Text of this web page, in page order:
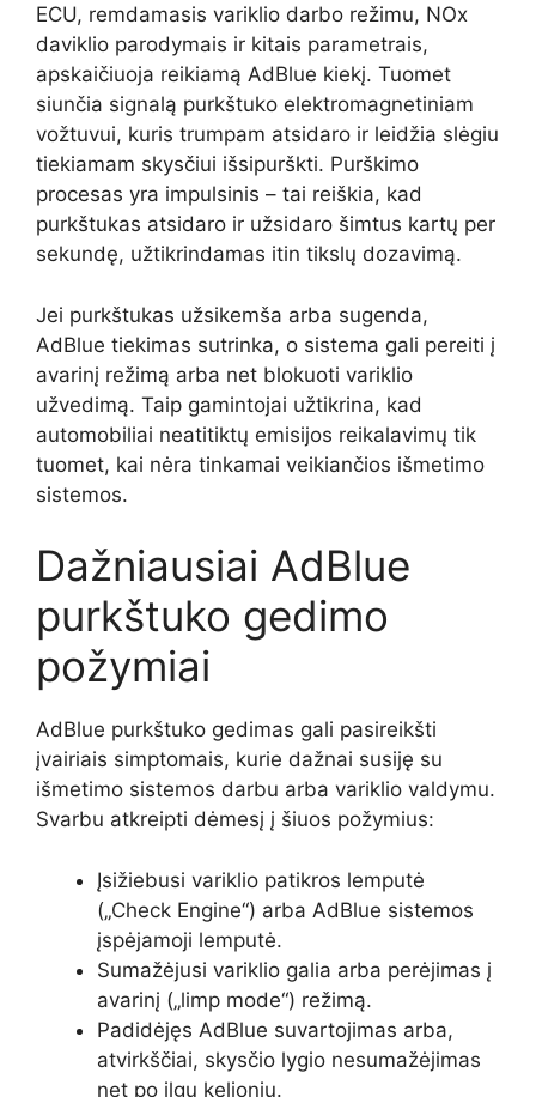
ECU, remdamasis variklio darbo režimu, NOx
daviklio parodymais ir kitais parametrais,
apskaičiuoja reikiamą AdBlue kiekį. Tuomet
siunčia signalą purkštuko elektromagnetiniam
vožtuvui, kuris trumpam atsidaro ir leidžia slėgiu
tiekiamam skysčiui išsipurškti. Purškimo
procesas yra impulsinis – tai reiškia, kad
purkštukas atsidaro ir užsidaro šimtus kartų per
sekundę, užtikrindamas itin tikslų dozavimą.
Jei purkštukas užsikemša arba sugenda,
AdBlue tiekimas sutrinka, o sistema gali pereiti į
avarinį režimą arba net blokuoti variklio
užvedimą. Taip gamintojai užtikrina, kad
automobiliai neatitiktų emisijos reikalavimų tik
tuomet, kai nėra tinkamai veikiančios išmetimo
sistemos.
Dažniausiai AdBlue
purkštuko gedimo
požymiai
AdBlue purkštuko gedimas gali pasireikšti
įvairiais simptomais, kurie dažnai susiję su
išmetimo sistemos darbu arba variklio valdymu.
Svarbu atkreipti dėmesį į šiuos požymius:
Įsižiebusi variklio patikros lemputė
(„Check Engine“) arba AdBlue sistemos
įspėjamoji lemputė.
Sumažėjusi variklio galia arba perėjimas į
avarinį („limp mode“) režimą.
Padidėjęs AdBlue suvartojimas arba,
atvirkščiai, skysčio lygio nesumažėjimas
net po ilgų kelionių.